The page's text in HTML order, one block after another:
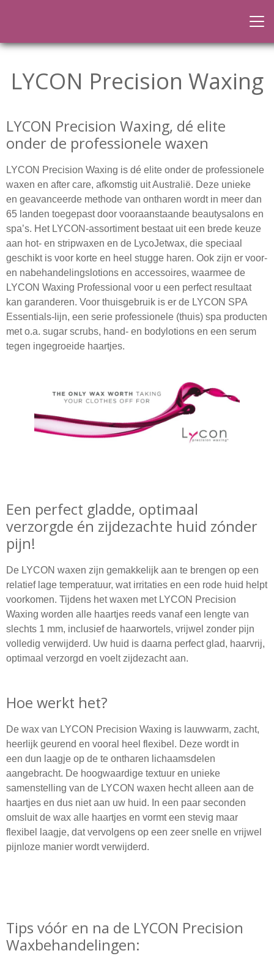
LYCON Precision Waxing
LYCON Precision Waxing, dé elite
onder de professionele waxen
LYCON Precision Waxing is dé elite onder de professionele
waxen en after care, afkomstig uit Australië. Deze unieke
en geavanceerde methode van ontharen wordt in meer dan
65 landen toegepast door vooraanstaande beautysalons en
spa’s. Het LYCON-assortiment bestaat uit een brede keuze
aan hot- en stripwaxen en de LycoJetwax, die speciaal
geschikt is voor korte en heel stugge haren. Ook zijn er voor-
en nabehandelingslotions en accessoires, waarmee de
LYCON Waxing Professional voor u een perfect resultaat
kan garanderen. Voor thuisgebruik is er de LYCON SPA
Essentials-lijn, een serie professionele (thuis) spa producten
met o.a. sugar scrubs, hand- en bodylotions en een serum
tegen ingegroeide haartjes.
Een perfect gladde, optimaal
verzorgde én zijdezachte huid zónder
pijn!
De LYCON waxen zijn gemakkelijk aan te brengen op een
relatief lage temperatuur, wat irritaties en een rode huid helpt
voorkomen. Tijdens het waxen met LYCON Precision
Waxing worden alle haartjes reeds vanaf een lengte van
slechts 1 mm, inclusief de haarwortels, vrijwel zonder pijn
volledig verwijderd. Uw huid is daarna perfect glad, haarvrij,
optimaal verzorgd en voelt zijdezacht aan.
Hoe werkt het?
De wax van LYCON Precision Waxing is lauwwarm, zacht,
heerlijk geurend en vooral heel flexibel. Deze wordt in
een dun laagje op de te ontharen lichaamsdelen
aangebracht. De hoogwaardige textuur en unieke
samenstelling van de LYCON waxen hecht alleen aan de
haartjes en dus niet aan uw huid. In een paar seconden
omsluit de wax alle haartjes en vormt een stevig maar
flexibel laagje, dat vervolgens op een zeer snelle en vrijwel
pijnloze manier wordt verwijderd.
Tips vóór en na de LYCON Precision
Waxbehandelingen: